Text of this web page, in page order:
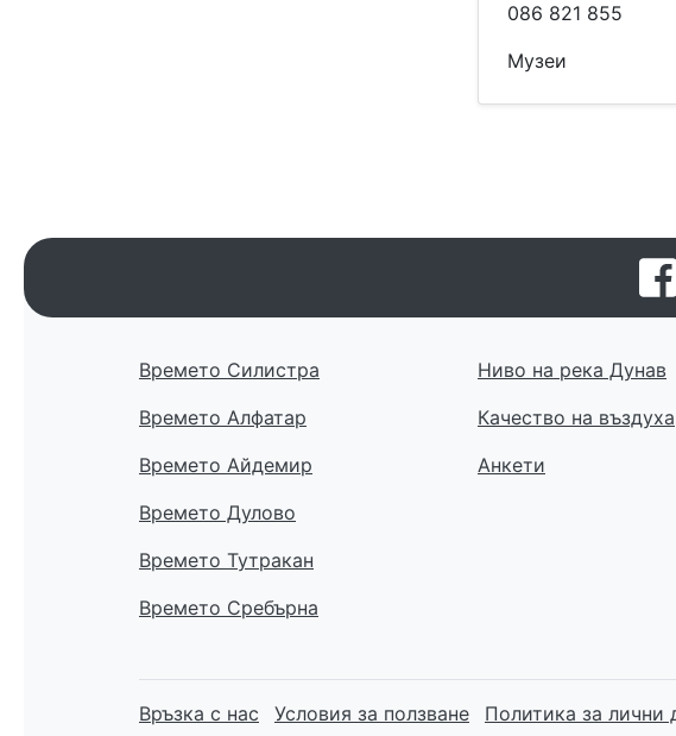
086 821 855
Музеи
Времето Силистра
Времето Алфатар
Времето Айдемир
Времето Дулово
Времето Тутракан
Времето Сребърна
Ниво на река Дунав
Качество на въздуха
Анкети
Връзка с нас Условия за ползване Политика за лични